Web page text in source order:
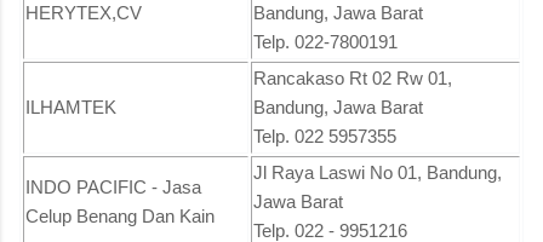
HERYTEX,CV
Bandung, Jawa Barat
Telp. 022-7800191
ILHAMTEK
Rancakaso Rt 02 Rw 01,
Bandung, Jawa Barat
Telp. 022 5957355
INDO PACIFIC - Jasa
Celup Benang Dan Kain
Jl Raya Laswi No 01, Bandung,
Jawa Barat
Telp. 022 - 9951216